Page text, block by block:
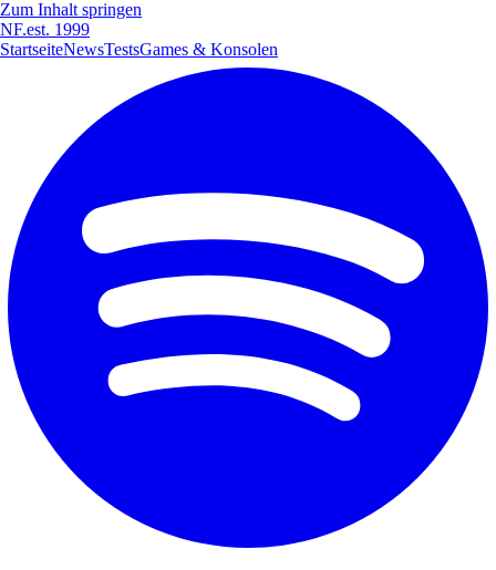
Zum Inhalt springen
NF.est. 1999
StartseiteNewsTestsGames & Konsolen